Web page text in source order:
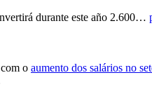
durante este año 2.600…
o aumento dos salários no